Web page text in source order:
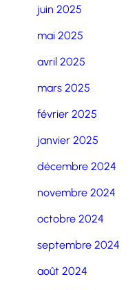
juin 2025
mai 2025
avril 2025
mars 2025
février 2025
janvier 2025
décembre 2024
novembre 2024
octobre 2024
septembre 2024
août 2024